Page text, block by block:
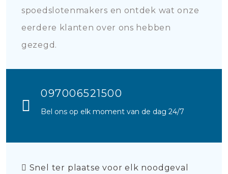
spoedslotenmakers en ontdek wat onze
eerdere klanten over ons hebben
gezegd.
097006521500
Bel ons op elk moment van de dag 24/7
Snel ter plaatse voor elk noodgeval